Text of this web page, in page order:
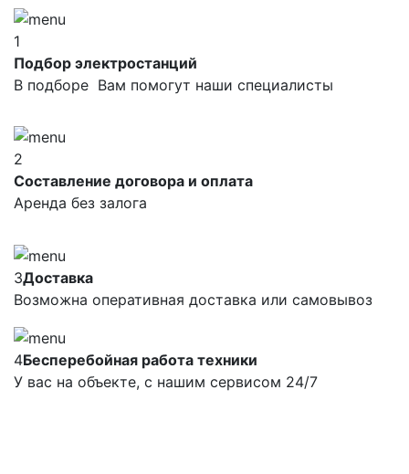
1
Подбор электростанций
В подборе Вам помогут наши специалисты
2
Составление договора и оплата
Аренда без залога
3Доставка
Возможна оперативная доставка или самовывоз
4Бесперебойная работа техники
У вас на объекте, с нашим сервисом 24/7